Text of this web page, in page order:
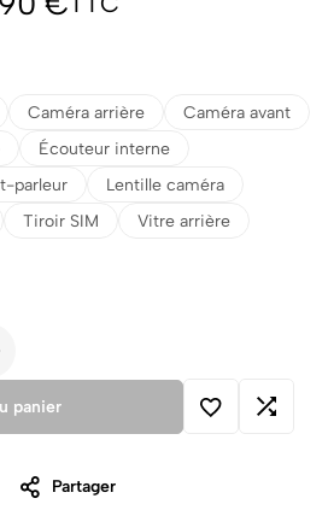
Caméra arrière
Caméra avant
Écouteur interne
parleur
Lentille caméra
Tiroir SIM
Vitre arrière
panier
Partager